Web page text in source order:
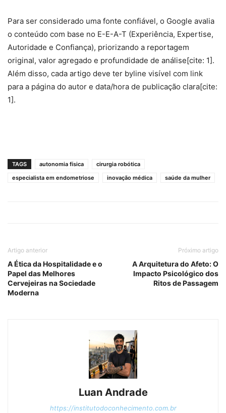
Para ser considerado uma fonte confiável, o Google avalia
o conteúdo com base no E-E-A-T (Experiência, Expertise,
Autoridade e Confiança), priorizando a reportagem
original, valor agregado e profundidade de análise[cite: 1].
Além disso, cada artigo deve ter byline visível com link
para a página do autor e data/hora de publicação clara[cite:
1].
TAGS autonomia física
cirurgia robótica
especialista em endometriose
inovação médica saúde da mulher
Artigo anterior
A Ética da Hospitalidade e o
Papel das Melhores
Cervejeiras na Sociedade
Moderna
Próximo artigo
A Arquitetura do Afeto: O
Impacto Psicológico dos
Ritos de Passagem
Luan Andrade
https://institutodoconhecimento.com.br